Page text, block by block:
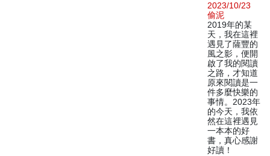
2023/10/23
偷泥
2019年的某
天，我在這裡
遇見了薩豐的
風之影，便開
啟了我的閱讀
之路，才知道
原來閱讀是一
件多麼快樂的
事情。2023年
的今天，我依
然在這裡遇見
一本本的好
書，真心感謝
好讀！